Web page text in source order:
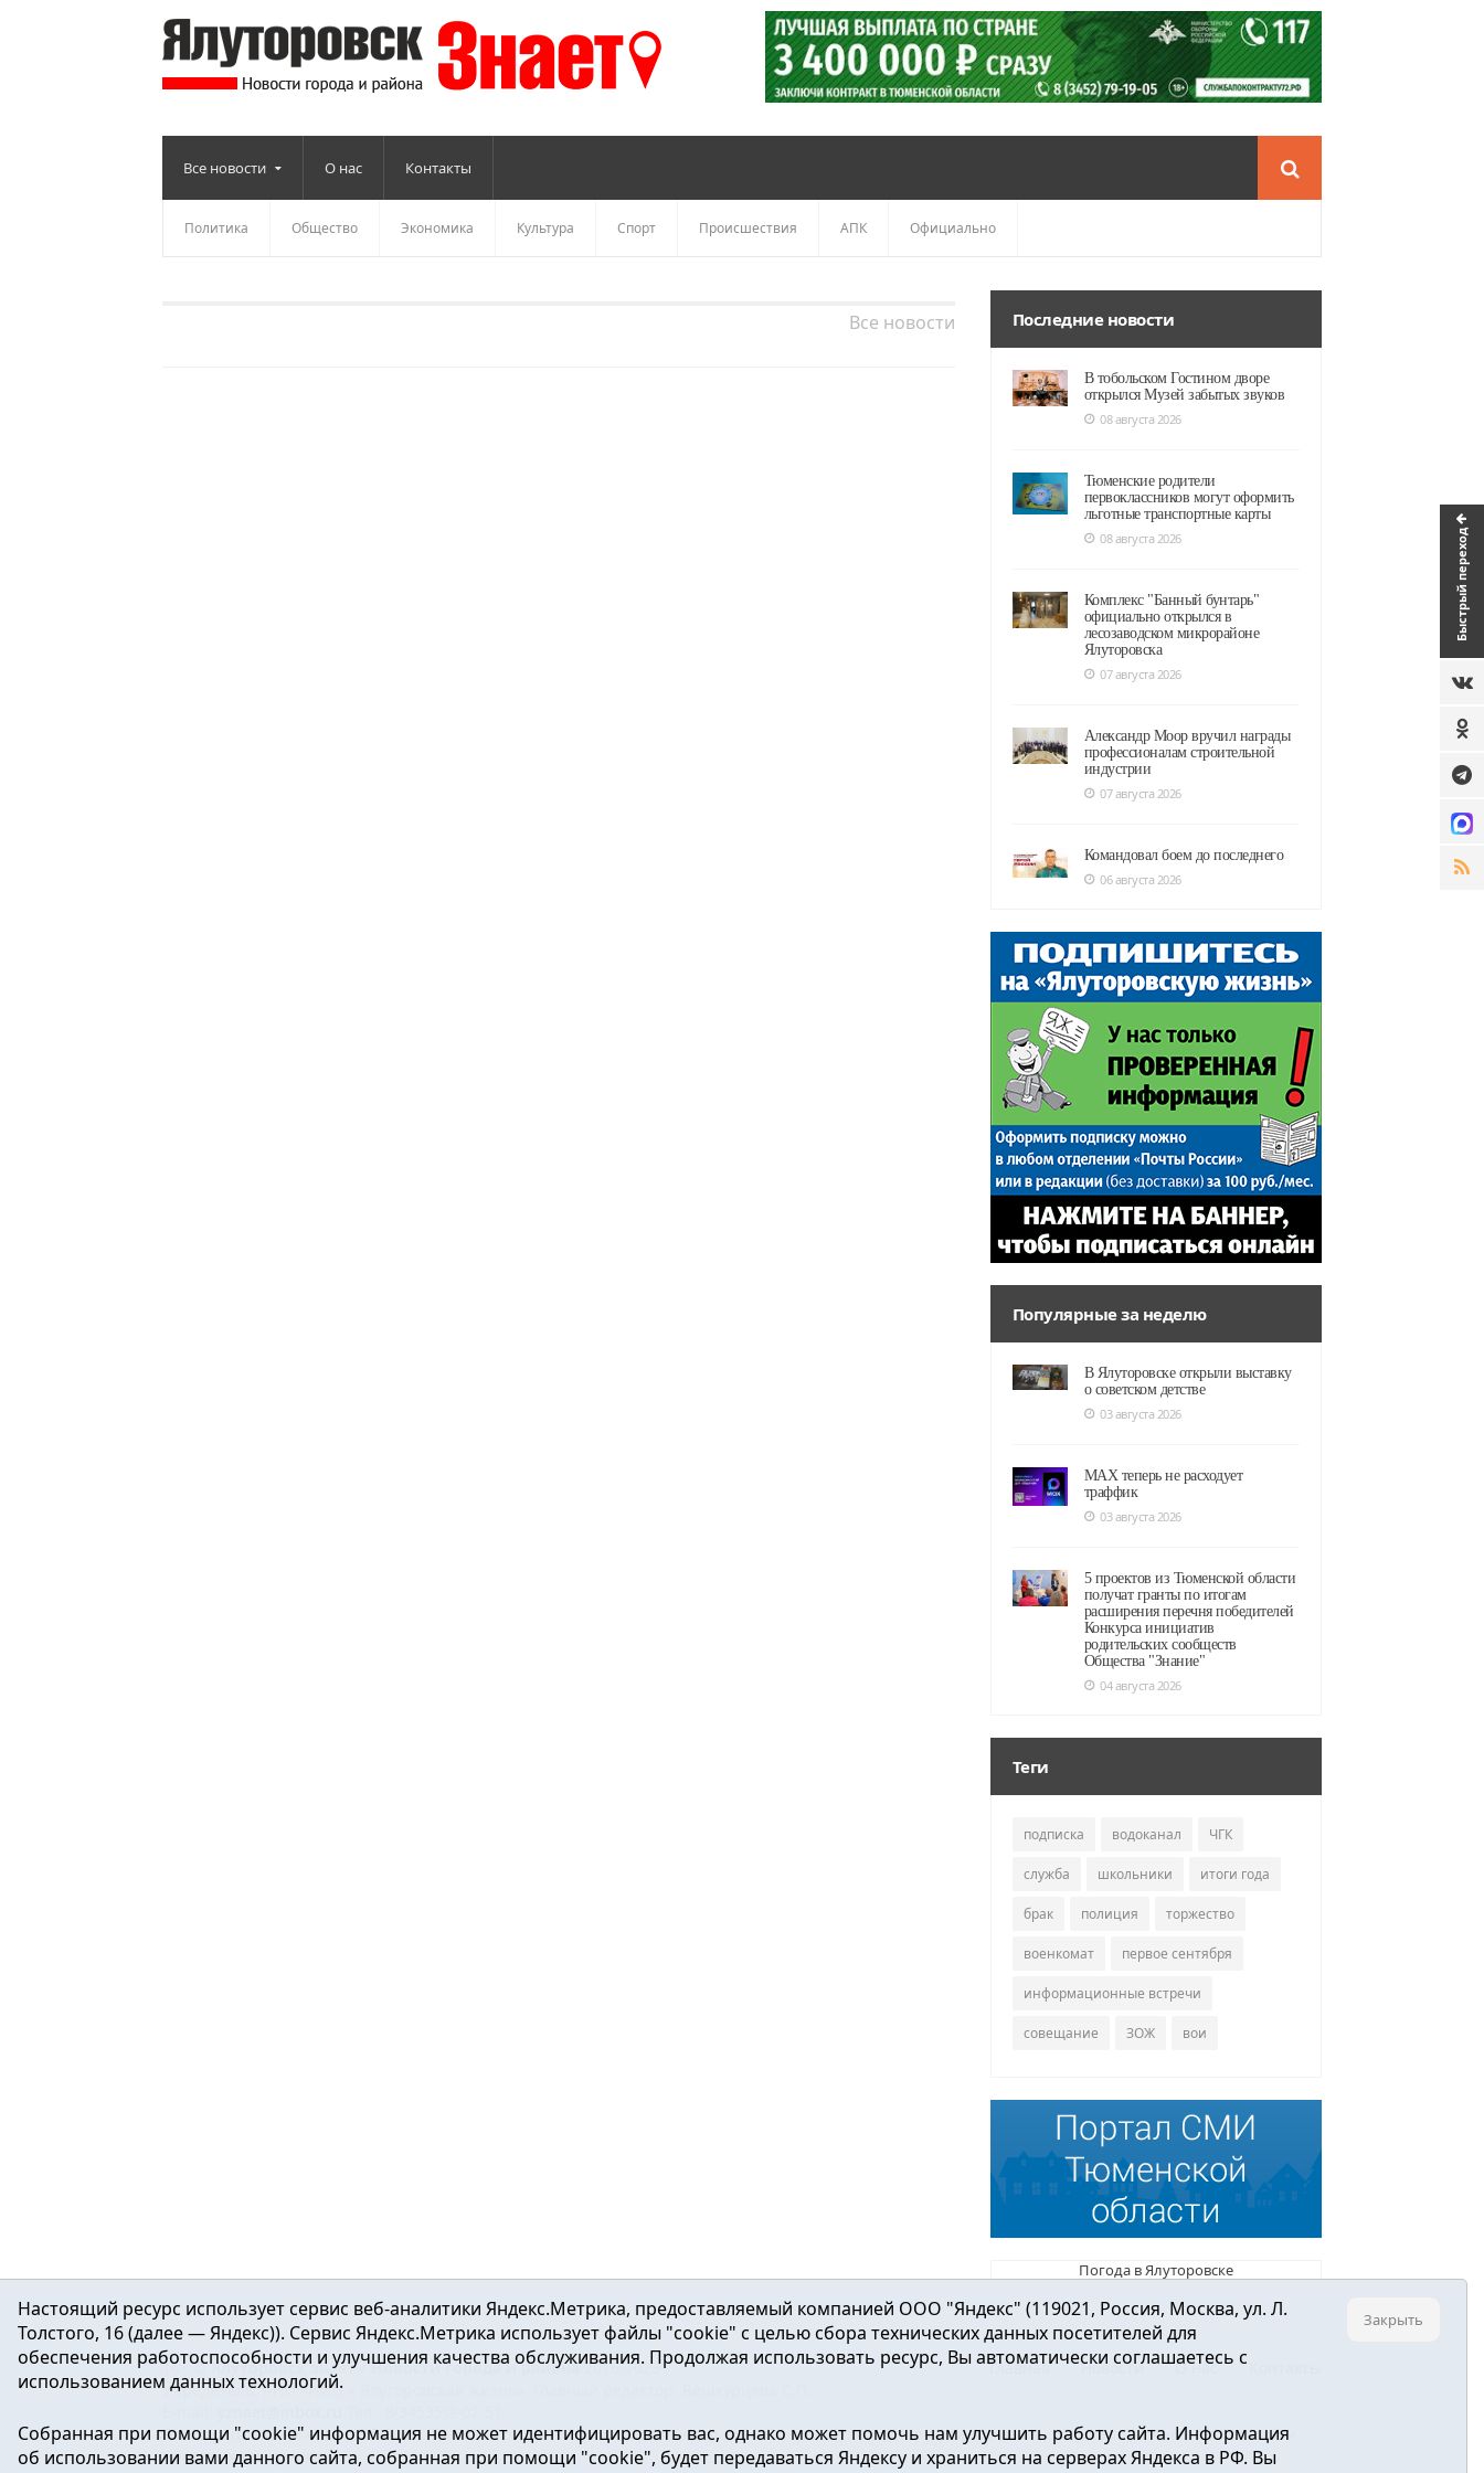
Быстрый переход
Все новости О нас Контакты
Политика Общество Экономика Культура Спорт Происшествия АПК Официально
Все новости Последние новости
В тобольском Гостином дворе
открылся Музей забытых звуков
08 августа 2026
Тюменские родители
первоклассников могут оформить
льготные транспортные карты
08 августа 2026
Комплекс "Банный бунтарь"
официально открылся в
лесозаводском микрорайоне
Ялуторовска
07 августа 2026
Александр Моор вручил награды
профессионалам строительной
индустрии
07 августа 2026
Командовал боем до последнего
06 августа 2026
Популярные за неделю
В Ялуторовске открыли выставку
о советском детстве
03 августа 2026
MAX теперь не расходует
траффик
03 августа 2026
5 проектов из Тюменской области
получат гранты по итогам
расширения перечня победителей
Конкурса инициатив
родительских сообществ
Общества "Знание"
04 августа 2026
Теги
подписка водоканал ЧГК
служба школьники итоги года
брак полиция торжество
военкомат первое сентября
информационные встречи
совещание ЗОЖ вои
Погода в Ялуторовске
Главная Новости О нас
16+ ©Ялуторовск знает / Новости города и района2016-2023
Учредитель: АНО «ИИЦ « Ялуторовская жизнь». Главный редактор: Вешкурцева С.П.
Регистрационный номер ЭЛ № ФС 77-64937 от 24.02.2016г. выдан Федеральной службой по надзору в сфере связи, информационных технологий и
массовых коммуникаций.
Настоящий ресурс использует сервис веб-аналитики Яндекс.Метрика, предоставляемый компанией ООО "Яндекс" (119021, Россия, Москва, ул. Л.
Толстого, 16 (далее — Яндекс)). Сервис Яндекс.Метрика использует файлы "cookie" с целью сбора технических данных посетителей для
обеспечения работоспособности и улучшения качества обслуживания. Продолжая использовать ресурс, Вы автоматически соглашаетесь с
использованием данных технологий.
Собранная при помощи "cookie" информация не может идентифицировать вас, однако может помочь нам улучшить работу сайта. Информация
об использовании вами данного сайта, собранная при помощи "cookie", будет передаваться Яндексу и храниться на серверах Яндекса в РФ. Вы
Закрыть